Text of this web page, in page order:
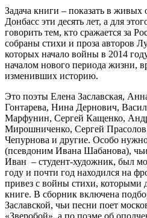
Задача книги – показать в живых
Донбасс эти десять лет, а для
говорить тем, кто сражается за
собраны стихи и проза авторов
которых начало войны в 2014
началом нового периода жизни,
изменивших историю.
Это поэты Елена Заславская,
Гонтарева, Нина Дернович,
Марфунин, Сергей Кащенко,
Мирошниченко, Сергей
Чепурнова и другие. Особо
(псевдоним Ивана Шабанова),
Иван – студент-художник, был
году и почти год находился на
привез с войны стихи, которыми
книге. В сборник включена
Заславской, чьи песни поет